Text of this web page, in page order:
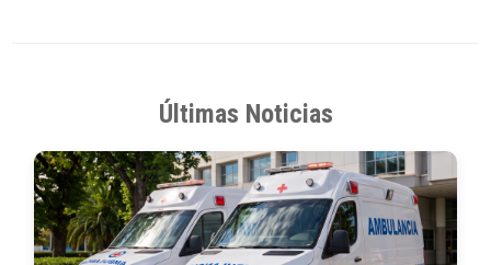
Últimas Noticias